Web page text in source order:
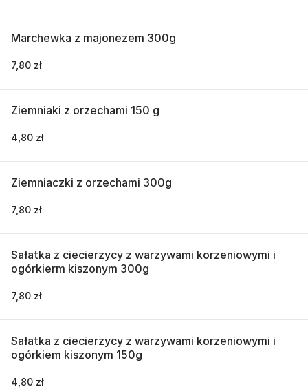
Marchewka z majonezem 300g
7,80 zł
Ziemniaki z orzechami 150 g
4,80 zł
Ziemniaczki z orzechami 300g
7,80 zł
Sałatka z ciecierzycy z warzywami korzeniowymi i
ogórkierm kiszonym 300g
7,80 zł
Sałatka z ciecierzycy z warzywami korzeniowymi i
ogórkiem kiszonym 150g
4,80 zł